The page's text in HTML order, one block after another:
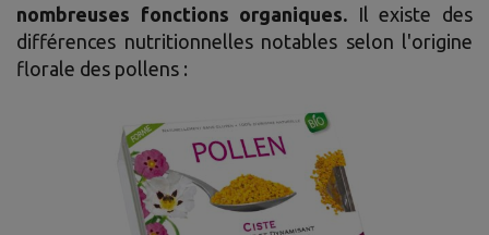
nombreuses fonctions organiques. Il existe des
différences nutritionnelles notables selon l'origine
florale des pollens :